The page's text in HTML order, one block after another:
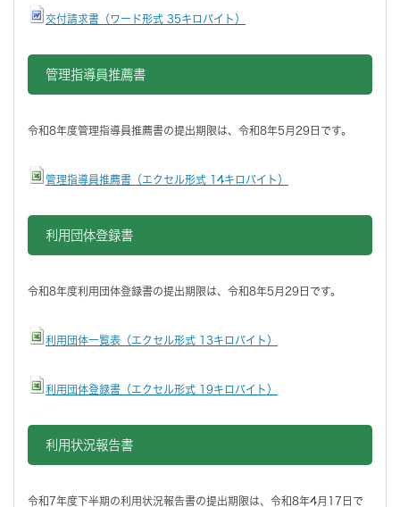
交付請求書（ワード形式 35キロバイト）
管理指導員推薦書
令和8年度管理指導員推薦書の提出期限は、令和8年5月29日です。
管理指導員推薦書（エクセル形式 14キロバイト）
利用団体登録書
令和8年度利用団体登録書の提出期限は、令和8年5月29日です。
利用団体一覧表（エクセル形式 13キロバイト）
利用団体登録書（エクセル形式 19キロバイト）
利用状況報告書
令和7年度下半期の利用状況報告書の提出期限は、令和8年4月17日で